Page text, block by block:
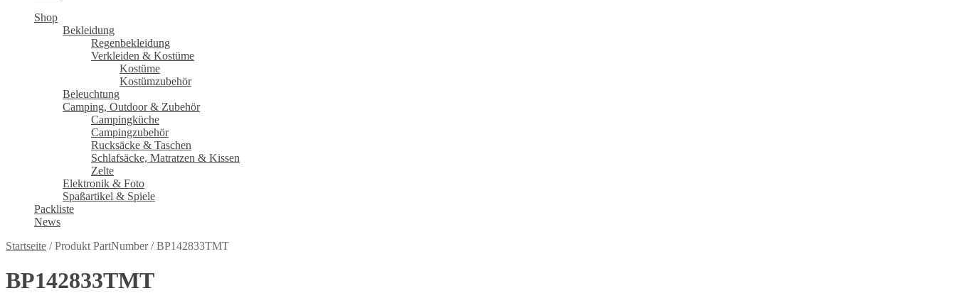
Shop
Bekleidung
Regenbekleidung
Verkleiden & Kostüme
Kostüme
Kostümzubehör
Beleuchtung
Camping, Outdoor & Zubehör
Campingküche
Campingzubehör
Rucksäcke & Taschen
Schlafsäcke, Matratzen & Kissen
Zelte
Elektronik & Foto
Spaßartikel & Spiele
Packliste
News
Startseite /Produkt PartNumber/BP142833TMT
BP142833TMT